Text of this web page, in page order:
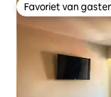
Favoriet van
Favoriet van